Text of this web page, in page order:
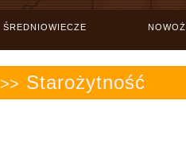
ŚREDNIOWIECZE
>> Starożytność